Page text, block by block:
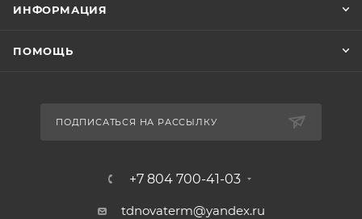
ИНФОРМАЦИЯ
ПОМОЩЬ
ПОДПИСАТЬСЯ НА РАССЫЛКУ
+7 804 700-41-03
tdnovaterm@yandex.ru